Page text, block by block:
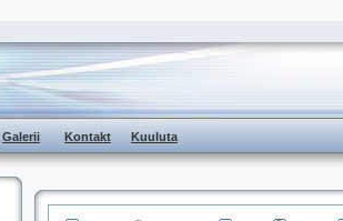
Galerii Kontakt Kuuluta